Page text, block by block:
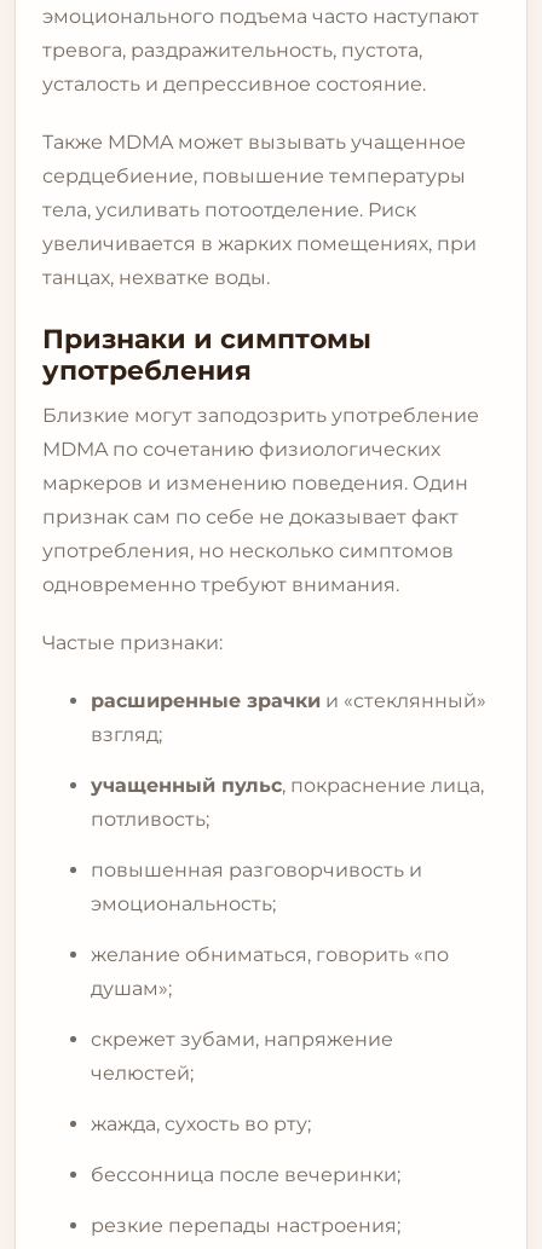
эмоционального подъема часто наступают
тревога, раздражительность, пустота,
усталость и депрессивное состояние.
Также MDMA может вызывать учащенное
сердцебиение, повышение температуры
тела, усиливать потоотделение. Риск
увеличивается в жарких помещениях, при
танцах, нехватке воды.
Признаки и симптомы
употребления
Близкие могут заподозрить употребление
MDMA по сочетанию физиологических
маркеров и изменению поведения. Один
признак сам по себе не доказывает факт
употребления, но несколько симптомов
одновременно требуют внимания.
Частые признаки:
расширенные зрачки и «стеклянный»
взгляд;
учащенный пульс, покраснение лица,
потливость;
повышенная разговорчивость и
эмоциональность;
желание обниматься, говорить «по
душам»;
скрежет зубами, напряжение
челюстей;
жажда, сухость во рту;
бессонница после вечеринки;
резкие перепады настроения;